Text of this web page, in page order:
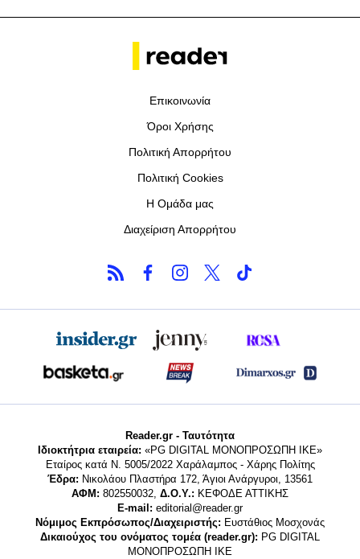
Επικοινωνία
Όροι Χρήσης
Πολιτική Απορρήτου
Πολιτική Cookies
Η Ομάδα μας
Διαχείριση Απορρήτου
Reader.gr - Ταυτότητα
Ιδιοκτήτρια εταιρεία: «PG DIGITAL MONΟΠΡΟΣΩΠΗ ΙΚΕ»
Εταίρος κατά Ν. 5005/2022 Χαράλαμπος - Χάρης Πολίτης
Έδρα: Νικολάου Πλαστήρα 172, Άγιοι Ανάργυροι, 13561
ΑΦΜ: 802550032, Δ.Ο.Υ.: ΚΕΦΟΔΕ ΑΤΤΙΚΗΣ
E-mail: editorial@reader.gr
Νόμιμος Εκπρόσωπος/Διαχειριστής: Ευστάθιος Μοσχονάς
Δικαιούχος του ονόματος τομέα (reader.gr): PG DIGITAL
MONΟΠΡΟΣΩΠΗ ΙΚΕ